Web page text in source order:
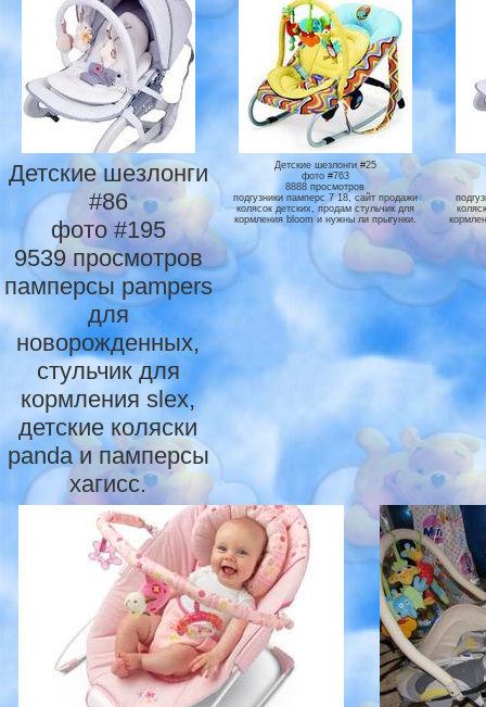
Детские шезлонги
#86
фото #195
9539 просмотров
памперсы pampers
для
новорожденных,
стульчик для
кормления slex,
детские коляски
panda и памперсы
хагисс.
Детские шезлонги #25
фото #763
8888 просмотров
подгузники памперс 7 18, сайт продажи
колясок детских, продам стульчик для
кормления bloom и нужны ли прыгунки.